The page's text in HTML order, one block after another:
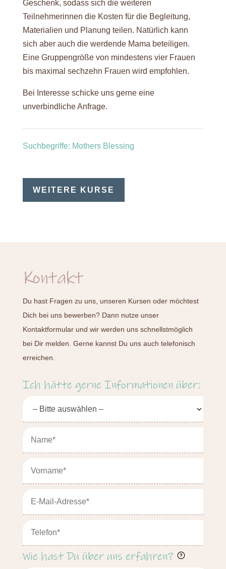
Geschenk, sodass sich die weiteren
Teilnehmerinnen die Kosten für die Begleitung,
Materialien und Planung teilen. Natürlich kann
sich aber auch die werdende Mama beteiligen.
Eine Gruppengröße von mindestens vier Frauen
bis maximal sechzehn Frauen wird empfohlen.
Bei Interesse schicke uns gerne eine
unverbindliche Anfrage.
Suchbegriffe: Mothers Blessing
WEITERE KURSE
Kontakt
Du hast Fragen zu uns, unseren Kursen oder möchtest
Dich bei uns bewerben? Dann nutze unser
Kontaktformular und wir werden uns schnellstmöglich
bei Dir melden. Gerne kannst Du uns auch telefonisch
erreichen.
Ich hätte gerne Informationen über:
Wie hast Du über uns erfahren?